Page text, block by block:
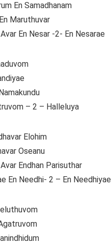
En Samadhanam
Maruthuvar
En Nesar -2- En Nesarae
– 2 – Halleluya
Elohim
Oseanu
Endhan Parisuthar
En Needhi- 2 – En Needhiyae